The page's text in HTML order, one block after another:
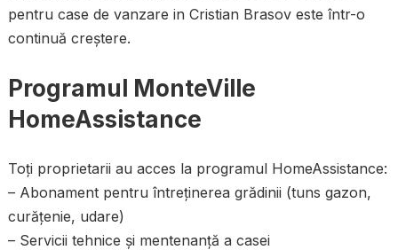
pentru case de vanzare in Cristian Brasov este într-o
continuă creștere.
Programul MonteVille
HomeAssistance
Toți proprietarii au acces la programul HomeAssistance:
– Abonament pentru întreținerea grădinii (tuns gazon,
curățenie, udare)
– Servicii tehnice și mentenanță a casei